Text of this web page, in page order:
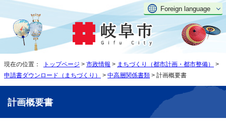
Foreign language
現在の位置： トップページ > 市政情報 > まちづくり（都市計画・都市整備）
>
申請書ダウンロード（まちづくり）
> 中高層関係書類 > 計画概要書
計画概要書